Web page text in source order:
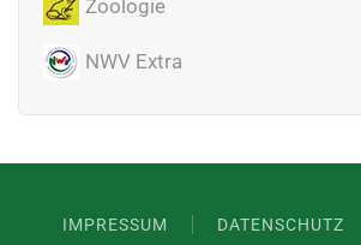
Zoologie
NWV Extra
IMPRESSUM DATENSCHUTZ